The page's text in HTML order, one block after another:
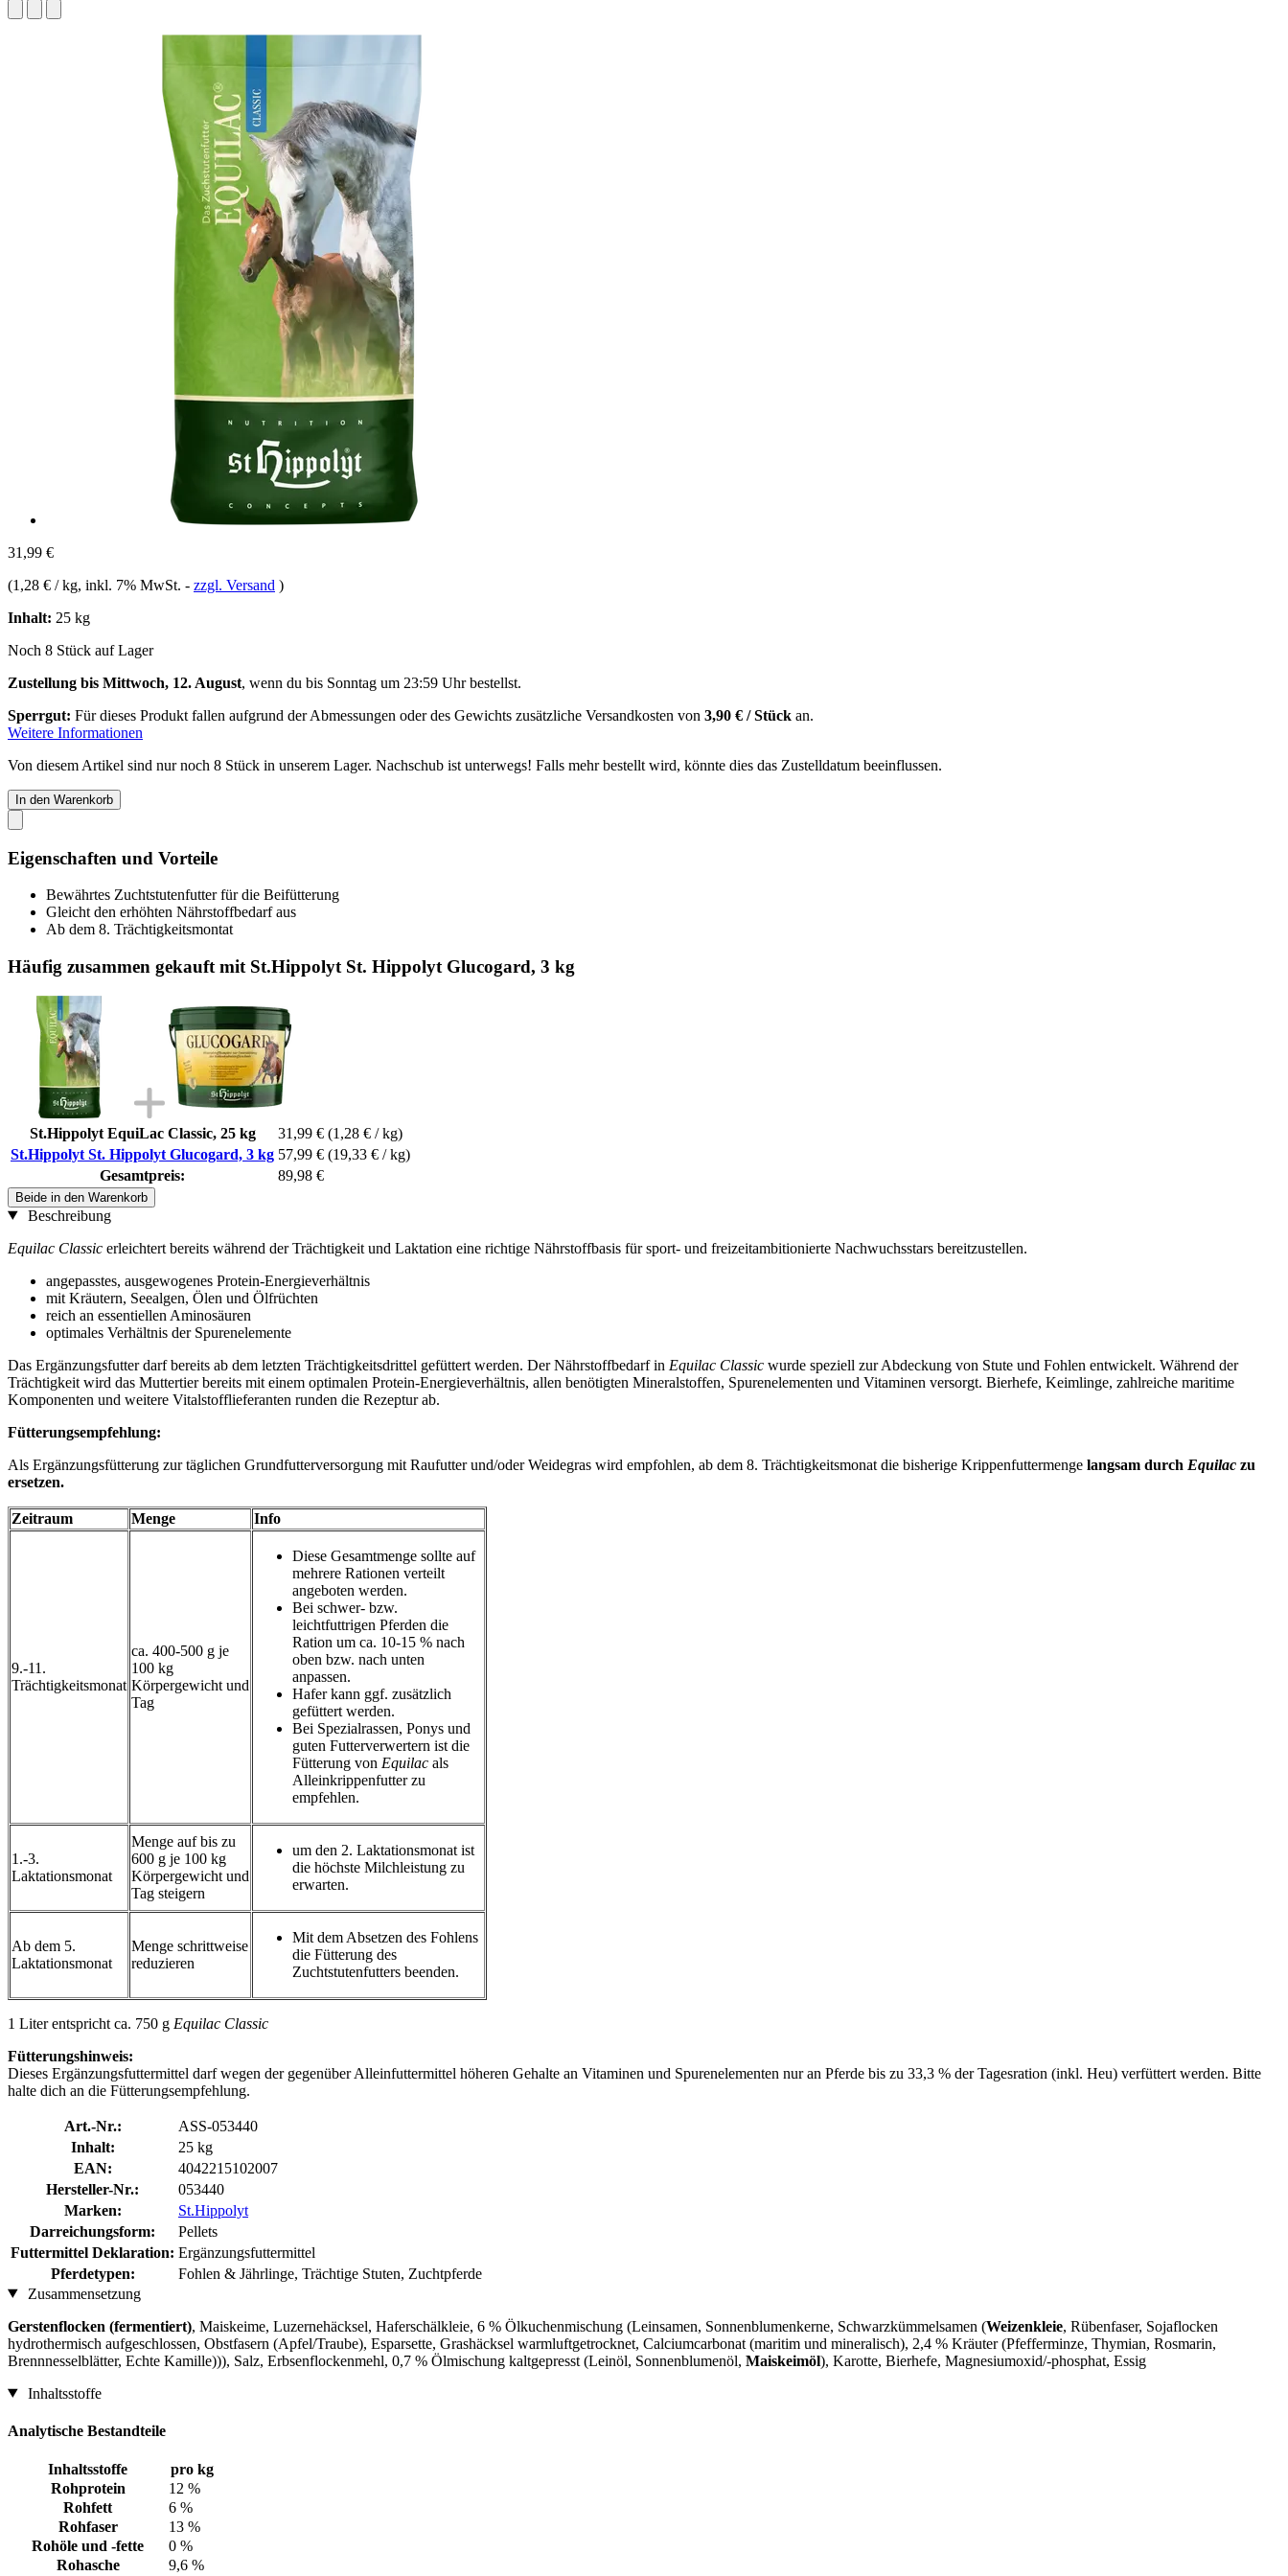
31,99 €
(1,28 € / kg, inkl. 7% MwSt. - zzgl. Versand )
Inhalt: 25 kg
Noch 8 Stück auf Lager
Zustellung bis Mittwoch, 12. August, wenn du bis Sonntag um 23:59 Uhrbestellst.
Sperrgut: Für dieses Produkt fallen aufgrund der Abmessungen oder des Gewichts zusätzliche Versandkosten von 3,90 € / Stück an.
Weitere Informationen
Von diesem Artikel sind nur noch 8 Stück in unserem Lager. Nachschub ist unterwegs! Falls mehr bestellt wird, könnte dies das Zustelldatum beeinflussen.
In den Warenkorb
Eigenschaften und Vorteile
Bewährtes Zuchtstutenfutter für die Beifütterung
Gleicht den erhöhten Nährstoffbedarf aus
Ab dem 8. Trächtigkeitsmontat
Häufig zusammen gekauft mit St.Hippolyt St. Hippolyt Glucogard, 3 kg
St.Hippolyt EquiLac Classic, 25 kg 31,99 € (1,28 € / kg)
St.Hippolyt St. Hippolyt Glucogard, 3 kg 57,99 € (19,33 € / kg)
Gesamtpreis:
89,98 €
Beide in den Warenkorb
Beschreibung
Equilac Classic erleichtert bereits während der Trächtigkeit und Laktation eine richtige Nährstoffbasis für sport- und freizeitambitionierte Nachwuchsstars bereitzustellen.
angepasstes, ausgewogenes Protein-Energieverhältnis
mit Kräutern, Seealgen, Ölen und Ölfrüchten
reich an essentiellen Aminosäuren
optimales Verhältnis der Spurenelemente
Das Ergänzungsfutter darf bereits ab dem letzten Trächtigkeitsdrittel gefüttert werden. Der Nährstoffbedarf in Equilac Classic wurde speziell zur Abdeckung von Stute und Fohlen entwickelt. Während der
Trächtigkeit wird das Muttertier bereits mit einem optimalen Protein-Energieverhältnis, allen benötigten Mineralstoffen, Spurenelementen und Vitaminen versorgt. Bierhefe, Keimlinge, zahlreiche maritime
Komponenten und weitere Vitalstofflieferanten runden die Rezeptur ab.
Fütterungsempfehlung:
Als Ergänzungsfütterung zur täglichen Grundfutterversorgung mit Raufutter und/oder Weidegras wird empfohlen, ab dem 8. Trächtigkeitsmonat die bisherige Krippenfuttermenge langsam durch Equilac zu
ersetzen.
Zeitraum Menge Info
9.-11.
Trächtigkeitsmonat
ca. 400-500 g je
100 kg
Körpergewicht und
Tag
Diese Gesamtmenge sollte auf
mehrere Rationen verteilt
angeboten werden.
Bei schwer- bzw.
leichtfuttrigen Pferden die
Ration um ca. 10-15 % nach
oben bzw. nach unten
anpassen.
Hafer kann ggf. zusätzlich
gefüttert werden.
Bei Spezialrassen, Ponys und
guten Futterverwertern ist die
Fütterung von Equilac als
Alleinkrippenfutter zu
empfehlen.
1.-3.
Laktationsmonat
Menge auf bis zu
600 g je 100 kg
Körpergewicht und
Tag steigern
um den 2. Laktationsmonat ist
die höchste Milchleistung zu
erwarten.
Ab dem 5.
Laktationsmonat
Menge schrittweise
reduzieren
Mit dem Absetzen des Fohlens
die Fütterung des
Zuchtstutenfutters beenden.
1 Liter entspricht ca. 750 g Equilac Classic
Fütterungshinweis:
Dieses Ergänzungsfuttermittel darf wegen der gegenüber Alleinfuttermittel höheren Gehalte an Vitaminen und Spurenelementen nur an Pferde bis zu 33,3 % der Tagesration (inkl. Heu) verfüttert werden. Bitte
halte dich an die Fütterungsempfehlung.
Art.-Nr.:
ASS-053440
Inhalt:
25 kg
EAN:
4042215102007
Hersteller-Nr.:
053440
Marken:
St.Hippolyt
Darreichungsform:
Pellets
Futtermittel Deklaration: Ergänzungsfuttermittel
Pferdetypen:
Fohlen & Jährlinge, Trächtige Stuten, Zuchtpferde
Zusammensetzung
Gerstenflocken (fermentiert), Maiskeime, Luzernehäcksel, Haferschälkleie, 6 % Ölkuchenmischung (Leinsamen, Sonnenblumenkerne, Schwarzkümmelsamen (Weizenkleie, Rübenfaser, Sojaflocken
hydrothermisch aufgeschlossen, Obstfasern (Apfel/Traube), Esparsette, Grashäcksel warmluftgetrocknet, Calciumcarbonat (maritim und mineralisch), 2,4 % Kräuter (Pfefferminze, Thymian, Rosmarin,
Brennnesselblätter, Echte Kamille))), Salz, Erbsenflockenmehl, 0,7 % Ölmischung kaltgepresst (Leinöl, Sonnenblumenöl, Maiskeimöl), Karotte, Bierhefe, Magnesiumoxid/-phosphat, Essig
Inhaltsstoffe
Analytische Bestandteile
Inhaltsstoffe
pro kg
Rohprotein
12 %
Rohfett
6 %
Rohfaser
13 %
Rohöle und -fette
0 %
Rohasche
9,6 %